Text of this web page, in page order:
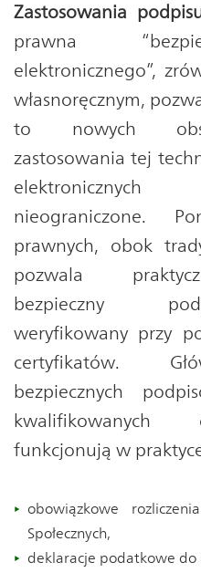
Zastosowania
prawna
elektronicznego”,
własnoręcznym,
to nowych
zastosowania tej
nieograniczone.
prawnych, obok
pozwala
bezpieczny
weryfikowany przy
certyfikatów.
bezpiecznych
kwalifikowanych
funkcjonują w
obowiązkowe
Społecznych,
deklaracje podatkowe do